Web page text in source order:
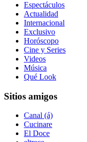
Espectáculos
Actualidad
Internacional
Exclusivo
Horóscopo
Cine y Series
Videos
Música
Qué Look
Sitios amigos
Canal (á)
Cucinare
El Doce